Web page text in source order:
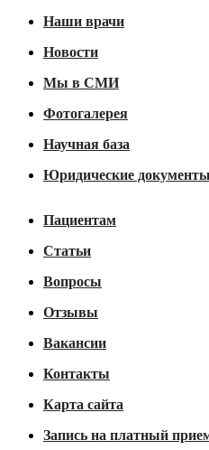
Наши врачи
Новости
Мы в СМИ
Фотогалерея
Научная база
Юридические документы
Пациентам
Статьи
Вопросы
Отзывы
Вакансии
Контакты
Карта сайта
Запись на платный